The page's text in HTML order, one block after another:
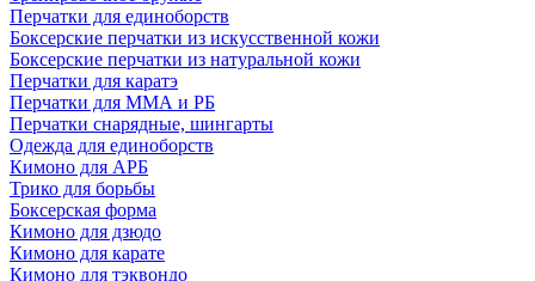
Перчатки для единоборств
Боксерские перчатки из искусственной кожи
Боксерские перчатки из натуральной кожи
Перчатки для каратэ
Перчатки для ММА и РБ
Перчатки снарядные, шингарты
Одежда для единоборств
Кимоно для АРБ
Трико для борьбы
Боксерская форма
Кимоно для дзюдо
Кимоно для карате
Кимоно для тэквондо